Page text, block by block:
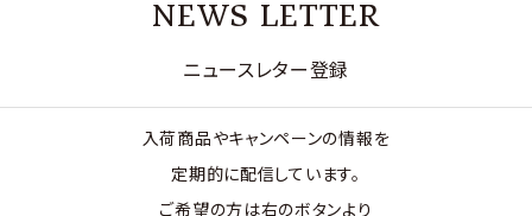
NEWS LETTER
ニュースレター登録
入荷商品やキャンペーンの情報を
定期的に配信しています。
ご希望の方は右のボタンより